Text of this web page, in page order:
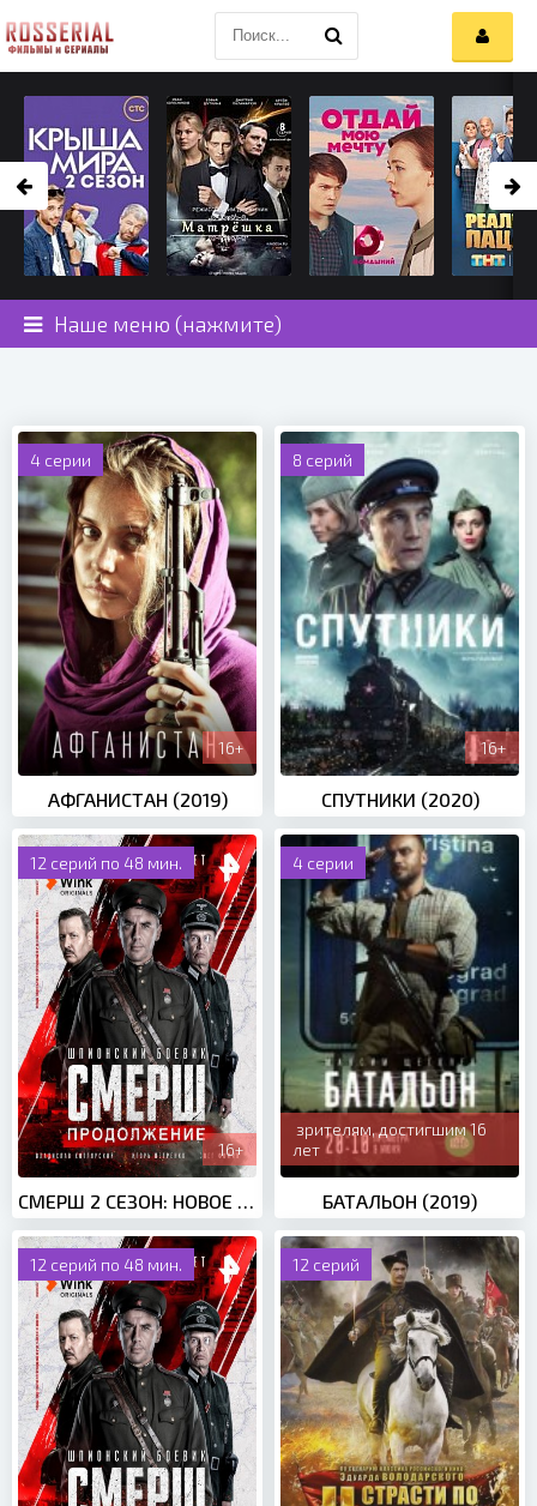
Наше меню (нажмите)
4 серии
16+
АФГАНИСТАН (2019)
8 серий
16+
СПУТНИКИ (2020)
12 серий по 48 мин.
16+
СМЕРШ 2 СЕЗОН: НОВОЕ (2021)
4 серии
зрителям, достигшим 16
лет
БАТАЛЬОН (2019)
12 серий по 48 мин. 12 серий